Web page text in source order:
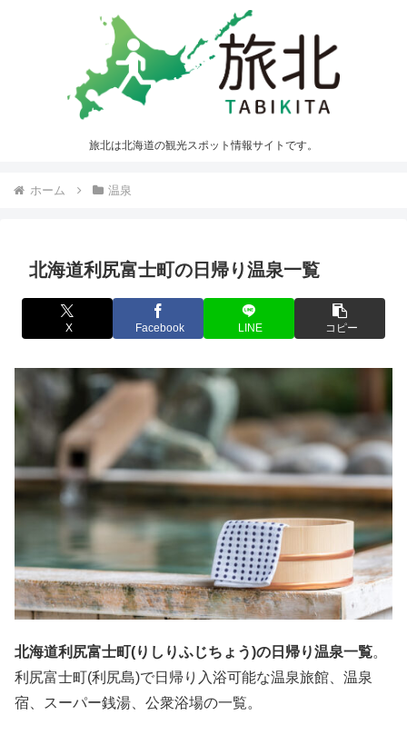
旅北は北海道の観光スポット情報サイトです。
ホーム 温泉
北海道利尻富士町の日帰り温泉一覧
X Facebook LINE コピー
北海道利尻富士町(りしりふじちょう)の日帰り温泉一覧。
利尻富士町(利尻島)で日帰り入浴可能な温泉旅館、温泉
宿、スーパー銭湯、公衆浴場の一覧。